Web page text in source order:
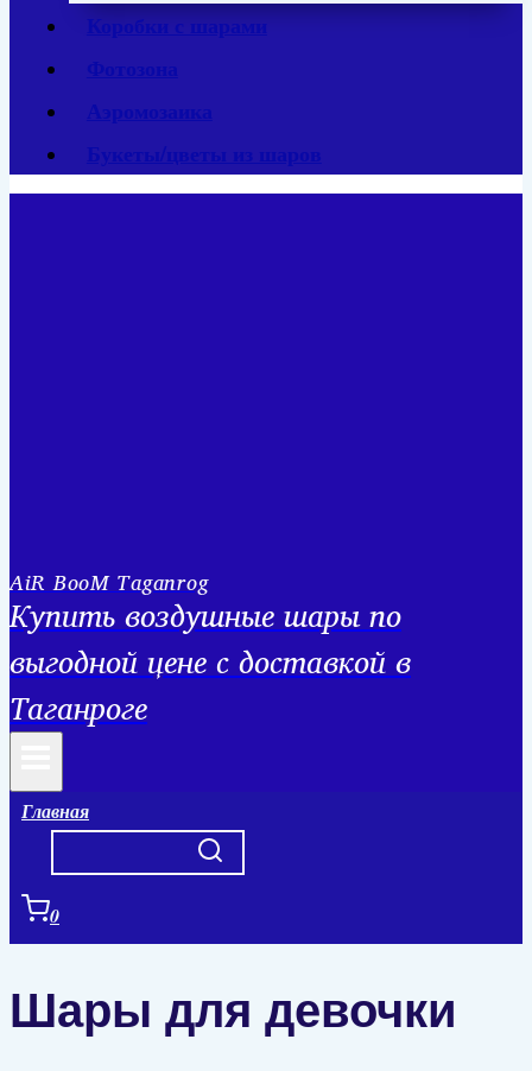
Коробки с шарами
Фотозона
Аэромозаика
Букеты/цветы из шаров
AiR BooM Taganrog
Купить воздушные шары по
выгодной цене с доставкой в
Таганроге
Главная
0
Шары для девочки